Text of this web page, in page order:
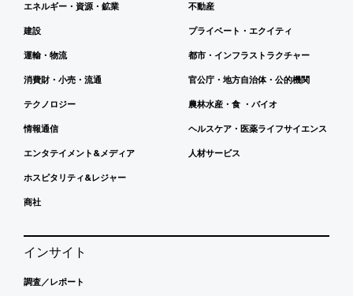
エネルギー・資源・鉱業
建設
運輸・物流
消費財・小売・流通
テクノロジー
情報通信
エンタテイメント&メディア
ホスピタリティ&レジャー
商社
不動産
プライベート・エクイティ
都市・インフラストラクチャー
官公庁・地方自治体・公的機関
農林水産・食 ・バイオ
ヘルスケア・医薬ライフサイエンス
人材サービス
インサイト
調査／レポート